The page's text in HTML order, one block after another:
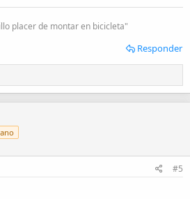
placer de montar en bicicleta"
Responder
#5